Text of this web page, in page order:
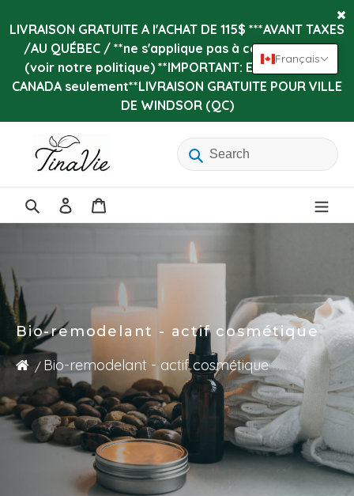
au
contenu
LIVRAISON GRATUITE A l'ACHAT DE 115$ ***AVANT TAXES
/AU QUÉBEC / **ne s'applique pas à certains items
(voir notre politique) **IMPORTANT: Expédition au
CANADA seulement**LIVRAISON GRATUITE POUR VILLE
DE WINDSOR (QC)
Rechercherconnecter
Bio-remodelant - actif cosmétique
Bio-remodelant - actif cosmétique
Français